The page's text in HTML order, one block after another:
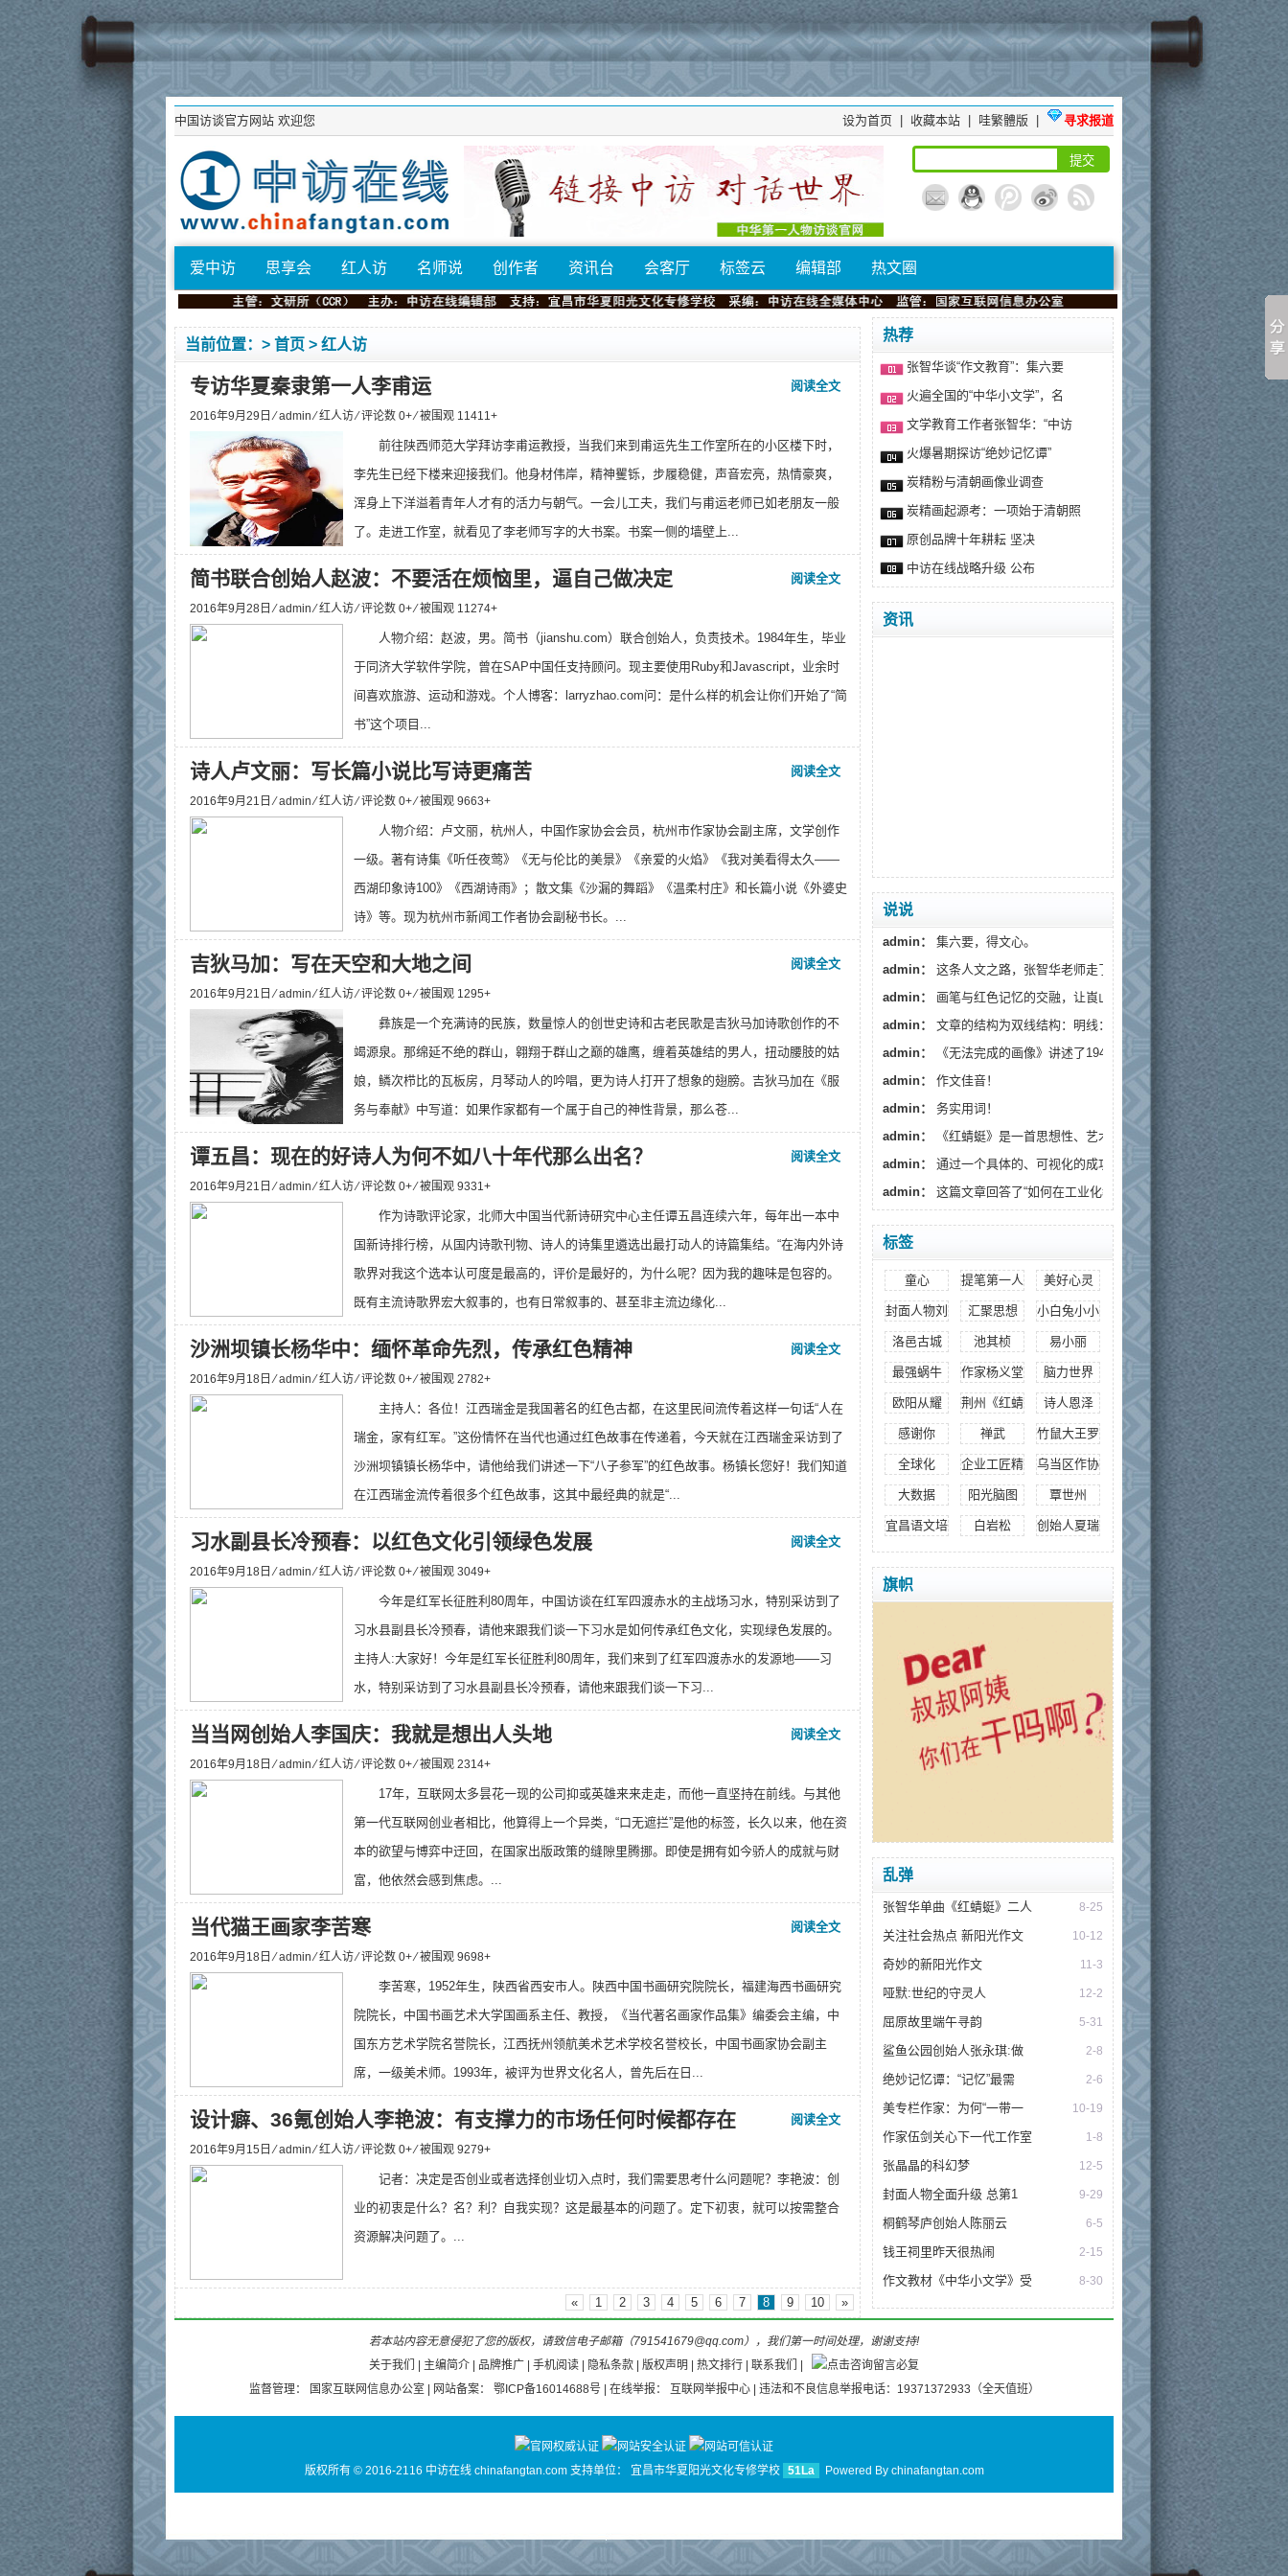
设为首页 收藏本站 哇繁體版 寻求报道
中国访谈官方网站 欢迎您
爱中访 思享会 红人访 名师说 创作者 资讯台 会客厅 标签云 编辑部 热文圈
当前位置：> 首页 > 红人访
阅读全文
专访华夏秦隶第一人李甫运
2016年9月29日 ⁄admin⁄红人访⁄ 评论数 0+ ⁄ 被围观 11411+
前往陕西师范大学拜访李甫运教授，当我们来到甫运先生工作室所在的小区楼下时，
李先生已经下楼来迎接我们。他身材伟岸，精神矍铄，步履稳健，声音宏亮，热情豪爽，
浑身上下洋溢着青年人才有的活力与朝气。一会儿工夫，我们与甫运老师已如老朋友一般
了。走进工作室，就看见了李老师写字的大书案。书案一侧的墙壁上...
阅读全文
简书联合创始人赵波：不要活在烦恼里，逼自己做决定
2016年9月28日 ⁄admin⁄红人访⁄ 评论数 0+ ⁄ 被围观 11274+
人物介绍：赵波，男。简书（jianshu.com）联合创始人，负责技术。1984年生，毕业
于同济大学软件学院，曾在SAP中国任支持顾问。现主要使用Ruby和Javascript，业余时
间喜欢旅游、运动和游戏。个人博客：larryzhao.com问：是什么样的机会让你们开始了“简
书”这个项目...
阅读全文
诗人卢文丽：写长篇小说比写诗更痛苦
2016年9月21日 ⁄admin⁄红人访⁄ 评论数 0+ ⁄ 被围观 9663+
人物介绍：卢文丽，杭州人，中国作家协会会员，杭州市作家协会副主席，文学创作
一级。著有诗集《听任夜莺》《无与伦比的美景》《亲爱的火焰》《我对美看得太久——
西湖印象诗100》《西湖诗雨》；散文集《沙漏的舞蹈》《温柔村庄》和长篇小说《外婆史
诗》等。现为杭州市新闻工作者协会副秘书长。...
阅读全文
吉狄马加：写在天空和大地之间
2016年9月21日 ⁄admin⁄红人访⁄ 评论数 0+ ⁄ 被围观 1295+
彝族是一个充满诗的民族，数量惊人的创世史诗和古老民歌是吉狄马加诗歌创作的不
竭源泉。那绵延不绝的群山，翱翔于群山之巅的雄鹰，缠着英雄结的男人，扭动腰肢的姑
娘，鳞次栉比的瓦板房，月琴动人的吟唱，更为诗人打开了想象的翅膀。吉狄马加在《服
务与奉献》中写道：如果作家都有一个属于自己的神性背景，那么苍...
阅读全文
谭五昌：现在的好诗人为何不如八十年代那么出名？
2016年9月21日 ⁄admin⁄红人访⁄ 评论数 0+ ⁄ 被围观 9331+
作为诗歌评论家，北师大中国当代新诗研究中心主任谭五昌连续六年，每年出一本中
国新诗排行榜，从国内诗歌刊物、诗人的诗集里遴选出最打动人的诗篇集结。“在海内外诗
歌界对我这个选本认可度是最高的，评价是最好的，为什么呢？因为我的趣味是包容的。
既有主流诗歌界宏大叙事的，也有日常叙事的、甚至非主流边缘化...
阅读全文
沙洲坝镇长杨华中：缅怀革命先烈，传承红色精神
2016年9月18日 ⁄admin⁄红人访⁄ 评论数 0+ ⁄ 被围观 2782+
主持人：各位！江西瑞金是我国著名的红色古都，在这里民间流传着这样一句话“人在
瑞金，家有红军。”这份情怀在当代也通过红色故事在传递着，今天就在江西瑞金采访到了
沙洲坝镇镇长杨华中，请他给我们讲述一下“八子参军”的红色故事。杨镇长您好！我们知道
在江西瑞金流传着很多个红色故事，这其中最经典的就是“...
阅读全文
习水副县长冷预春：以红色文化引领绿色发展
2016年9月18日 ⁄admin⁄红人访⁄ 评论数 0+ ⁄ 被围观 3049+
今年是红军长征胜利80周年，中国访谈在红军四渡赤水的主战场习水，特别采访到了
习水县副县长冷预春，请他来跟我们谈一下习水是如何传承红色文化，实现绿色发展的。
主持人:大家好！今年是红军长征胜利80周年，我们来到了红军四渡赤水的发源地——习
水，特别采访到了习水县副县长冷预春，请他来跟我们谈一下习...
阅读全文
当当网创始人李国庆：我就是想出人头地
2016年9月18日 ⁄admin⁄红人访⁄ 评论数 0+ ⁄ 被围观 2314+
17年，互联网太多昙花一现的公司抑或英雄来来走走，而他一直坚持在前线。与其他
第一代互联网创业者相比，他算得上一个异类，“口无遮拦”是他的标签，长久以来，他在资
本的欲望与博弈中迂回，在国家出版政策的缝隙里腾挪。即使是拥有如今骄人的成就与财
富，他依然会感到焦虑。...
阅读全文
当代猫王画家李苦寒
2016年9月18日 ⁄admin⁄红人访⁄ 评论数 0+ ⁄ 被围观 9698+
李苦寒，1952年生，陕西省西安市人。陕西中国书画研究院院长，福建海西书画研究
院院长，中国书画艺术大学国画系主任、教授，《当代著名画家作品集》编委会主编，中
国东方艺术学院名誉院长，江西抚州领航美术艺术学校名誉校长，中国书画家协会副主
席，一级美术师。1993年，被评为世界文化名人，曾先后在日...
阅读全文
设计癖、36氪创始人李艳波：有支撑力的市场任何时候都存在
2016年9月15日 ⁄admin⁄红人访⁄ 评论数 0+ ⁄ 被围观 9279+
记者：决定是否创业或者选择创业切入点时，我们需要思考什么问题呢？李艳波：创
业的初衷是什么？名？利？自我实现？这是最基本的问题了。定下初衷，就可以按需整合
资源解决问题了。...
« 1 2 3 4 5 6 7 8 9 10 »
热荐
张智华谈“作文教育”：集六要
火遍全国的“中华小文学”，名
文学教育工作者张智华：“中访
火爆暑期探访“绝妙记忆谭”
炭精粉与清朝画像业调查
炭精画起源考：一项始于清朝照
原创品牌十年耕耘 坚决
中访在线战略升级 公布
资讯
说说
admin：
集六要，得文心。
admin：
这条人文之路，张智华老师走了十年，还将继续...
admin：
画笔与红色记忆的交融，让崀山不再只是一处地...
admin：
文章的结构为双线结构：明线‌：炭精画师杨宝...
admin：
《无法完成的画像》讲述了1944年的春天“我”跟...
admin：
作文佳音！
admin：
务实用词！
admin：
《红蜻蜓》是一首思想性、艺术性和可朗诵性俱佳...
admin：
通过一个具体的、可视化的成功案例（倒背三十...
admin：
这篇文章回答了“如何在工业化教育中保存文学...
标签
童心 提笔第一人 美好心灵
封面人物刘嘉婷汇聚思想 小白兔小小
洛邑古城 池其桢 易小丽
最强蜗牛 作家杨义堂 脑力世界
欧阳从耀 荆州《红蜻蜓》诗人恩泽
感谢你 禅武 竹鼠大王罗孝长
全球化 企业工匠精神 乌当区作协
大数据 阳光脑图 覃世州
宜昌语文培训 白岩松 创始人夏瑞芳
旗帜
乱弹
8-25
张智华单曲《红蜻蜓》二人
10-12
关注社会热点 新阳光作文
11-3
奇妙的新阳光作文
12-2
哑默:世纪的守灵人
5-31
屈原故里端午寻韵
2-8
鲨鱼公园创始人张永琪:做
2-6
绝妙记忆谭：“记忆”最需
10-19
美专栏作家：为何“一带一
1-8
作家伍剑关心下一代工作室
12-5
张晶晶的科幻梦
9-29
封面人物全面升级 总第1
6-5
桐鹤琴庐创始人陈丽云
2-15
钱王祠里昨天很热闹
8-30
作文教材《中华小文学》受
若本站内容无意侵犯了您的版权，请致信电子邮箱（791541679@qq.com），我们第一时间处理，谢谢支持!
关于我们
主编简介 品牌推广 手机阅读 隐私条款 版权声明 热文排行 联系我们
监督管理：
国家互联网信息办公室 | 网站备案： 鄂ICP备16014688号 | 在线举报： 互联网举报中心 | 违法和不良信息举报电话：19371372933（全天值班）
版权所有 © 2016-2116 中访在线 chinafangtan.com 支持单位： 宜昌市华夏阳光文化专修学校 51La Powered By chinafangtan.com